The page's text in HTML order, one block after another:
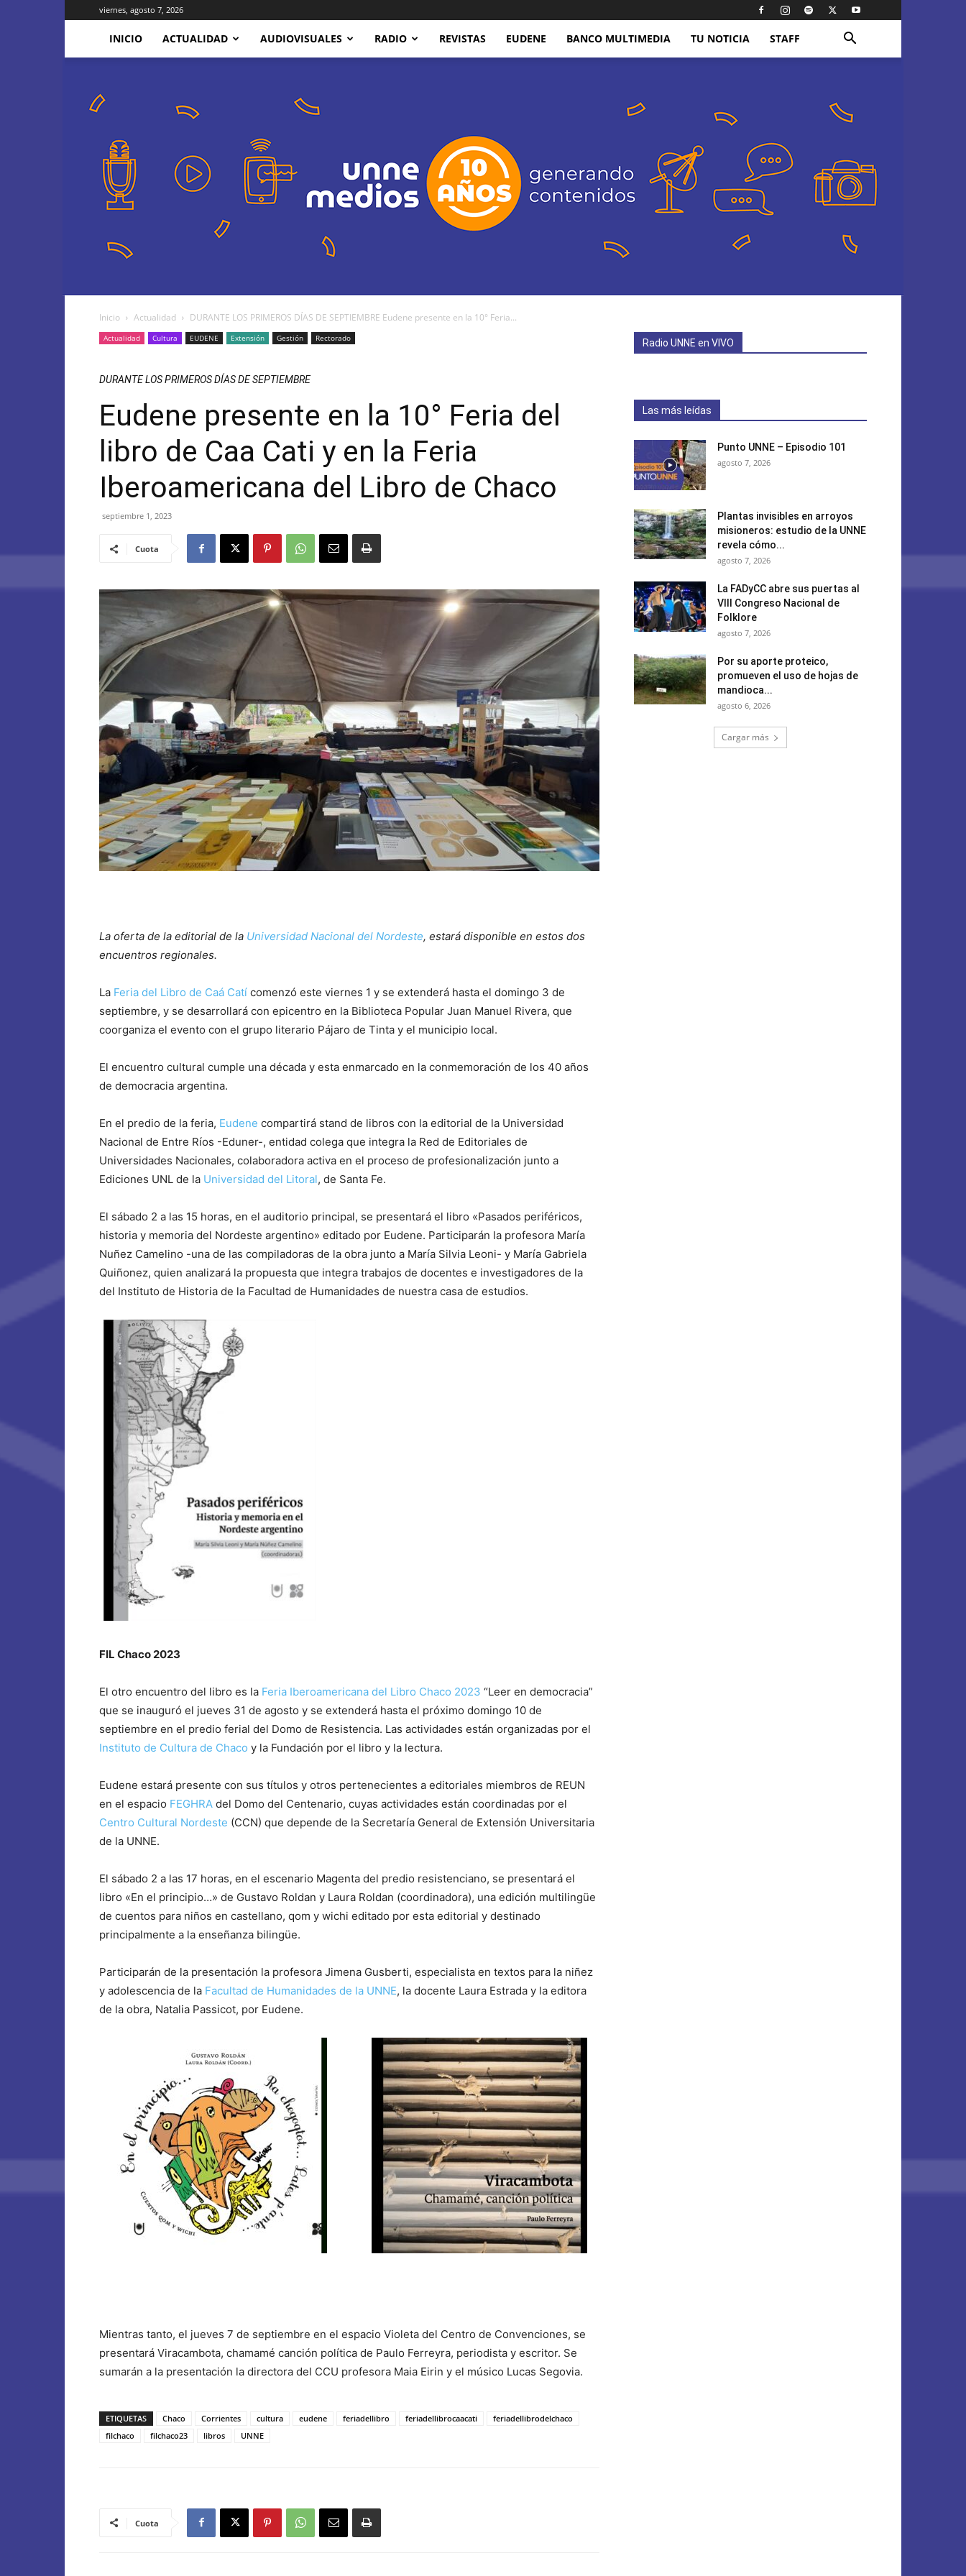
viernes, agosto 7, 2026
INICIO ACTUALIDAD AUDIOVISUALES RADIO REVISTAS EUDENE BANCO MULTIMEDIA TU NOTICIA STAFF
Inicio Actualidad DURANTE LOS PRIMEROS DÍAS DE SEPTIEMBRE Eudene presente en la 10° Feria...
Actualidad Cultura EUDENE Extensión Gestión Rectorado
DURANTE LOS PRIMEROS DÍAS DE SEPTIEMBRE
Eudene presente en la 10° Feria del
libro de Caa Cati y en la Feria
Iberoamericana del Libro de Chaco
septiembre 1, 2023
Cuota
La oferta de la editorial de la Universidad Nacional del Nordeste, estará disponible en estos dos
encuentros regionales.
La Feria del Libro de Caá Catí comenzó este viernes 1 y se extenderá hasta el domingo 3 de
septiembre, y se desarrollará con epicentro en la Biblioteca Popular Juan Manuel Rivera, que
coorganiza el evento con el grupo literario Pájaro de Tinta y el municipio local.
El encuentro cultural cumple una década y esta enmarcado en la conmemoración de los 40 años
de democracia argentina.
En el predio de la feria, Eudene compartirá stand de libros con la editorial de la Universidad
Nacional de Entre Ríos -Eduner-, entidad colega que integra la Red de Editoriales de
Universidades Nacionales, colaboradora activa en el proceso de profesionalización junto a
Ediciones UNL de la Universidad del Litoral, de Santa Fe.
El sábado 2 a las 15 horas, en el auditorio principal, se presentará el libro «Pasados periféricos,
historia y memoria del Nordeste argentino» editado por Eudene. Participarán la profesora María
Nuñez Camelino -una de las compiladoras de la obra junto a María Silvia Leoni- y María Gabriela
Quiñonez, quien analizará la propuesta que integra trabajos de docentes e investigadores de la
del Instituto de Historia de la Facultad de Humanidades de nuestra casa de estudios.
FIL Chaco 2023
El otro encuentro del libro es la Feria Iberoamericana del Libro Chaco 2023 “Leer en democracia”
que se inauguró el jueves 31 de agosto y se extenderá hasta el próximo domingo 10 de
septiembre en el predio ferial del Domo de Resistencia. Las actividades están organizadas por el
Instituto de Cultura de Chaco y la Fundación por el libro y la lectura.
Eudene estará presente con sus títulos y otros pertenecientes a editoriales miembros de REUN
en el espacio FEGHRA del Domo del Centenario, cuyas actividades están coordinadas por el
Centro Cultural Nordeste (CCN) que depende de la Secretaría General de Extensión Universitaria
de la UNNE.
El sábado 2 a las 17 horas, en el escenario Magenta del predio resistenciano, se presentará el
libro «En el principio…» de Gustavo Roldan y Laura Roldan (coordinadora), una edición multilingüe
de cuentos para niños en castellano, qom y wichi editado por esta editorial y destinado
principalmente a la enseñanza bilingüe.
Participarán de la presentación la profesora Jimena Gusberti, especialista en textos para la niñez
y adolescencia de la Facultad de Humanidades de la UNNE, la docente Laura Estrada y la editora
de la obra, Natalia Passicot, por Eudene.
Mientras tanto, el jueves 7 de septiembre en el espacio Violeta del Centro de Convenciones, se
presentará Viracambota, chamamé canción política de Paulo Ferreyra, periodista y escritor. Se
sumarán a la presentación la directora del CCU profesora Maia Eirin y el músico Lucas Segovia.
ETIQUETAS Chaco Corrientes cultura eudene feriadellibro feriadellibrocaacati
feriadellibrodelchaco
filchaco
filchaco23 libros UNNE
Cuota
Radio UNNE en VIVO
Las más leídas
Punto UNNE – Episodio 101
agosto 7, 2026
Plantas invisibles en arroyos
misioneros: estudio de la UNNE
revela cómo...
agosto 7, 2026
La FADyCC abre sus puertas al
VIII Congreso Nacional de
Folklore
agosto 7, 2026
Por su aporte proteico,
promueven el uso de hojas de
mandioca...
agosto 6, 2026
Cargar más